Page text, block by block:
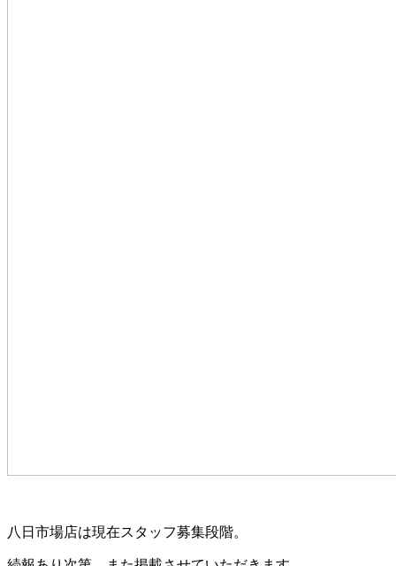
八日市場店は現在スタッフ募集段階。